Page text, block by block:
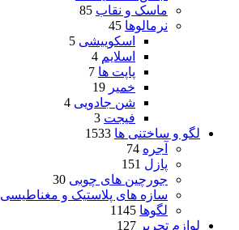
ماسک و نقاب 85
نرمالوها 45
اسکوییشی 5
اسلایم 4
پاپت ها 7
خمیر 19
شن جادویی 4
فیجت 3
لگو و ساختنی ها 1533
آجره 74
پازل 151
جورچین های چوبی 30
سازه های پلاستیک و مغناطیسی
لگوها 1145
لوازم تحریر 127